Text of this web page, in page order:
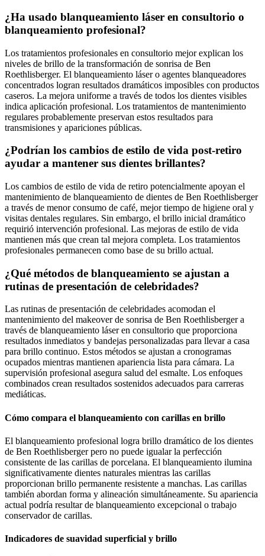
¿Ha usado blanqueamiento láser en consultorio o
blanqueamiento profesional?
Los tratamientos profesionales en consultorio mejor explican los
niveles de brillo de la transformación de sonrisa de Ben
Roethlisberger. El blanqueamiento láser o agentes blanqueadores
concentrados logran resultados dramáticos imposibles con productos
caseros. La mejora uniforme a través de todos los dientes visibles
indica aplicación profesional. Los tratamientos de mantenimiento
regulares probablemente preservan estos resultados para
transmisiones y apariciones públicas.
¿Podrían los cambios de estilo de vida post-retiro
ayudar a mantener sus dientes brillantes?
Los cambios de estilo de vida de retiro potencialmente apoyan el
mantenimiento de blanqueamiento de dientes de Ben Roethlisberger
a través de menor consumo de café, mejor tiempo de higiene oral y
visitas dentales regulares. Sin embargo, el brillo inicial dramático
requirió intervención profesional. Las mejoras de estilo de vida
mantienen más que crean tal mejora completa. Los tratamientos
profesionales permanecen como base de su brillo actual.
¿Qué métodos de blanqueamiento se ajustan a
rutinas de presentación de celebridades?
Las rutinas de presentación de celebridades acomodan el
mantenimiento del makeover de sonrisa de Ben Roethlisberger a
través de blanqueamiento láser en consultorio que proporciona
resultados inmediatos y bandejas personalizadas para llevar a casa
para brillo continuo. Estos métodos se ajustan a cronogramas
ocupados mientras mantienen apariencia lista para cámara. La
supervisión profesional asegura salud del esmalte. Los enfoques
combinados crean resultados sostenidos adecuados para carreras
mediáticas.
Cómo compara el blanqueamiento con carillas en brillo
El blanqueamiento profesional logra brillo dramático de los dientes
de Ben Roethlisberger pero no puede igualar la perfección
consistente de las carillas de porcelana. El blanqueamiento ilumina
significativamente dientes naturales mientras las carillas
proporcionan brillo permanente resistente a manchas. Las carillas
también abordan forma y alineación simultáneamente. Su apariencia
actual podría resultar de blanqueamiento excepcional o trabajo
conservador de carillas.
Indicadores de suavidad superficial y brillo